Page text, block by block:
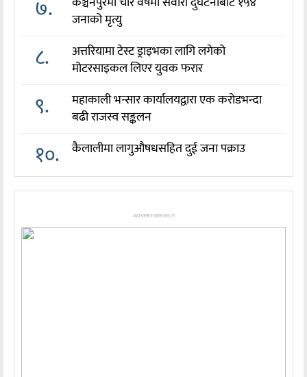
७.
जनाको मृत्यु
८.
अत्तरियामा टेस्ट ड्राइभका लागि लगेको
मोटरसाइकल लिएर युवक फरार
९.
महाकाली भन्सार कार्यालयद्वारा एक करोडभन्दा
बढी राजस्व सङ्कलन
१०. कैलालीमा लागुऔषधसहित दुई जना पक्राउ
ADVERTISEMENT